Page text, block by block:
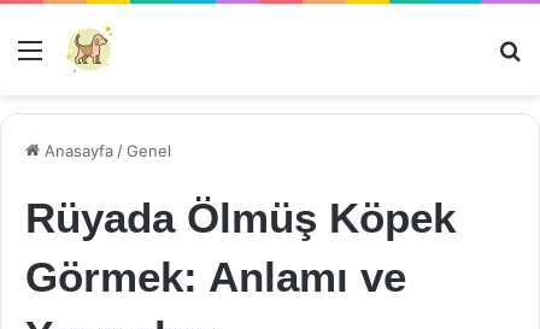
Menü
Anasayfa /Genel
Rüyada Ölmüş Köpek
Görmek: Anlamı ve